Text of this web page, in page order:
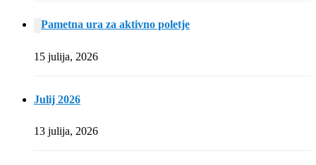
Pametna ura za aktivno poletje
15 julija, 2026
Julij 2026
13 julija, 2026